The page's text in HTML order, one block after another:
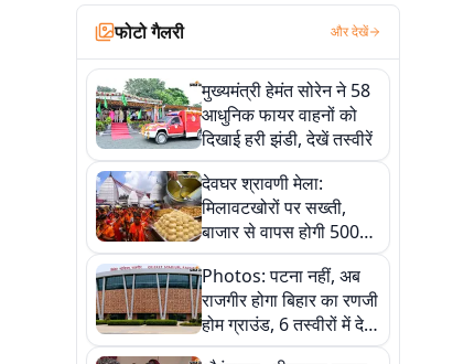
फोटो गैलरी और देखें
मुख्यमंत्री हेमंत सोरेन ने 58
आधुनिक फायर वाहनों को
दिखाई हरी झंडी, देखें तस्वीरें
देवघर श्रावणी मेला:
मिलावटखोरों पर सख्ती,
बाजार से वापस होगी 500
किलो संदिग्ध खाद्य सामग्री,
देखें तस्वीरें
Photos: पटना नहीं, अब
राजगीर होगा बिहार का रणजी
होम ग्राउंड, 6 तस्वीरों में देखें
नए स्टेडियम की पूरी कहानी